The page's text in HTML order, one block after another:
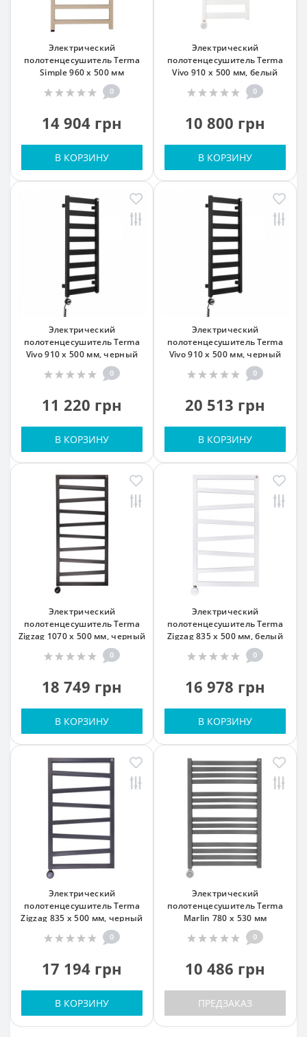
Электрический
полотенцесушитель Terma
Simple 960 x 500 мм
0
14 904 грн
В КОРЗИНУ
Электрический
полотенцесушитель Terma
Vivo 910 x 500 мм, белый
0
10 800 грн
В КОРЗИНУ
Электрический
полотенцесушитель Terma
Vivo 910 x 500 мм, черный
0
11 220 грн
В КОРЗИНУ
Электрический
полотенцесушитель Terma
Vivo 910 x 500 мм, черный
0
20 513 грн
В КОРЗИНУ
Электрический
полотенцесушитель Terma
Zigzag 1070 x 500 мм, черный
0
18 749 грн
В КОРЗИНУ
Электрический
полотенцесушитель Terma
Zigzag 835 x 500 мм, белый
0
16 978 грн
В КОРЗИНУ
Электрический
полотенцесушитель Terma
Zigzag 835 x 500 мм, черный
0
17 194 грн
В КОРЗИНУ
Электрический
полотенцесушитель Terma
Marlin 780 x 530 мм
0
10 486 грн
ПРЕДЗАКАЗ